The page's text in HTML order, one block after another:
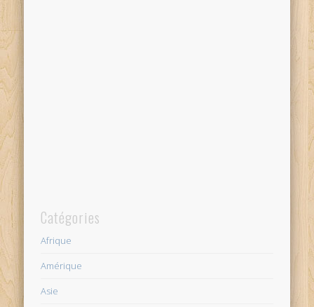
Catégories
Afrique
Amérique
Asie